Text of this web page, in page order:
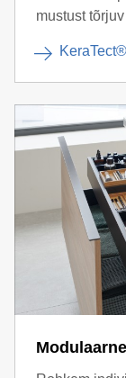
mustust